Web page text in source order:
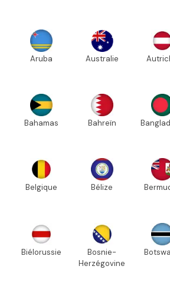
Aruba Australie
Bahamas Bahreïn
Belgique Bélize
Biélorussie
Bosnie-
Herzégovine